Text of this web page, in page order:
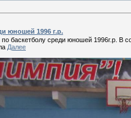
юношей 1996 г.р.
баскетболу среди юношей 1996г.р.
В
Далее